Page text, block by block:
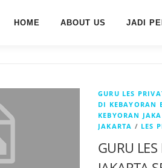
HOME ABOUT US JADI
GURU LES
DI KEBAYORAN
KEBYORAN
JAKARTA / LES
GURU